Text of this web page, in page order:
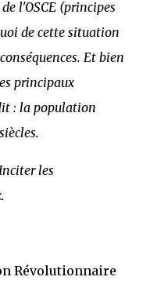
l'OSCE (principes
de cette situation
Et bien
principaux
: la population
les
Révolutionnaire